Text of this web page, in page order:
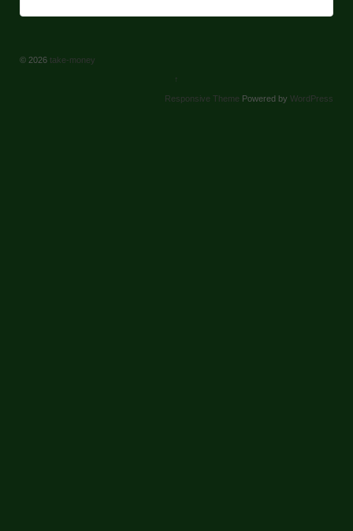
© 2026 take-money
↑
Responsive Theme Powered by WordPress